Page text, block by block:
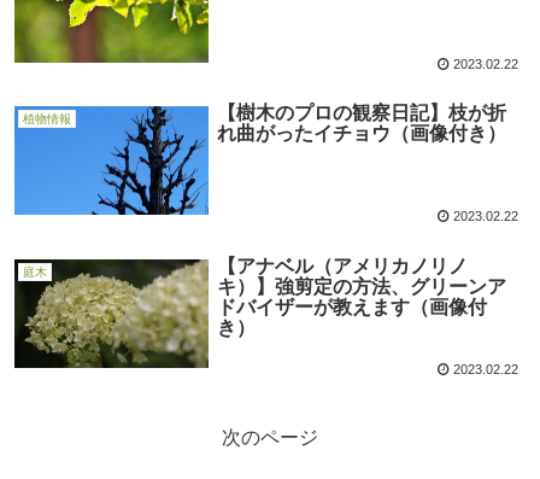
2023.02.22
植物情報
【樹木のプロの観察日記】枝が折
れ曲がったイチョウ（画像付き）
2023.02.22
庭木
【アナベル（アメリカノリノ
キ）】強剪定の方法、グリーンア
ドバイザーが教えます（画像付
き）
2023.02.22
次のページ